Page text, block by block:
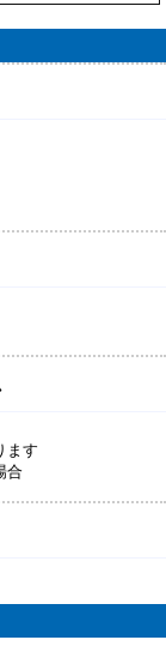
ます
合